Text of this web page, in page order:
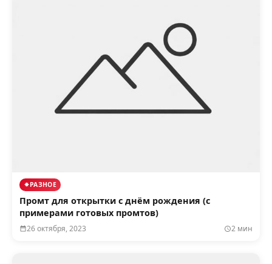
РАЗНОЕ
Промт для открытки с днём рождения (с
примерами готовых промтов)
26 октября, 2023 2 мин